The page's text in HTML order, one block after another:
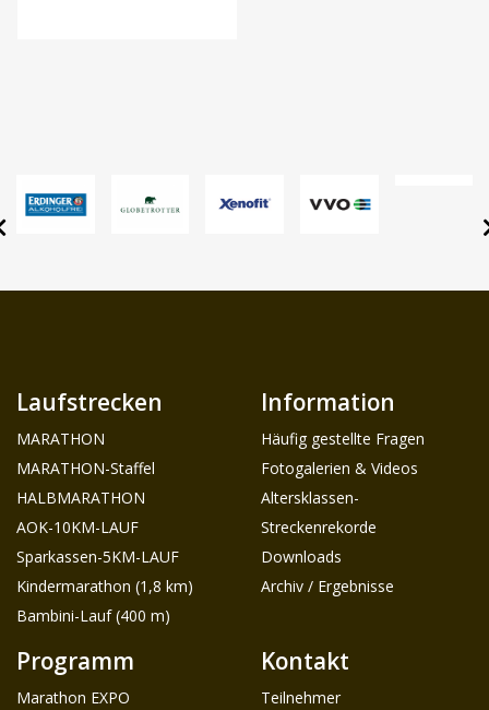
Laufstrecken
MARATHON
MARATHON-Staffel
HALBMARATHON
AOK-10KM-LAUF
Sparkassen-5KM-LAUF
Kindermarathon (1,8 km)
Bambini-Lauf (400 m)
Information
Häufig gestellte Fragen
Fotogalerien & Videos
Altersklassen-
Streckenrekorde
Downloads
Archiv / Ergebnisse
Programm
Marathon EXPO
Kontakt
Teilnehmer